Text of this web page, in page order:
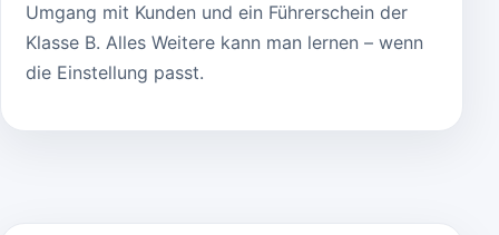
Umgang mit Kunden und ein Führerschein der
Klasse B. Alles Weitere kann man lernen – wenn
die Einstellung passt.